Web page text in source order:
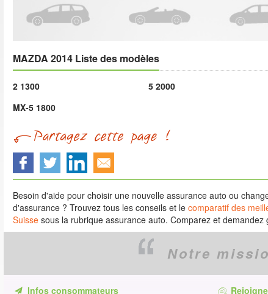
MAZDA 2014 Liste des modèles
2 1300 5 2000
MX-5 1800
Besoin d'aide pour choisir une nouvelle assurance auto ou
d'assurance ? Trouvez tous les conseils et le comparatif des
Suisse sous la rubrique assurance auto. Comparez et demandez
Notre
Infos consommateurs